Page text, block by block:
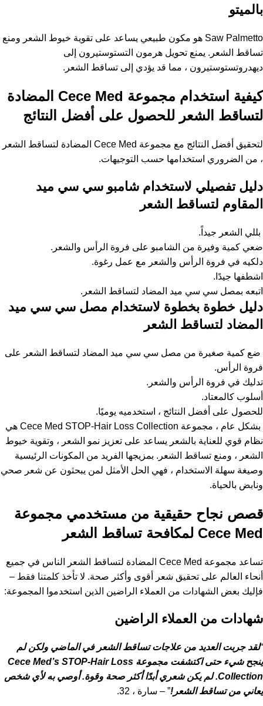
بالميتو
Saw Palmetto هو مكون طبيعي يساعد على تقوية خيوط الشعر ومنع
تساقط الشعر. يمنع تحويل هرمون التستوستيرون إلى
ديهدروتستوستيرون ، مما قد يؤدي إلى تساقط الشعر.
كيفية استخدام مجموعة Cece Med المضادة
لتساقط الشعر للحصول على أفضل النتائج
لتحقيق أفضل النتائج مع مجموعة Cece Med المضادة لتساقط الشعر
، من الضروري استخدامها حسب التوجيهات.
دليل تفصيلي لاستخدام شامبو سي سي ميد
المقاوم لتساقط الشعر
بللي الشعر جيداً.
ضعي كمية وفيرة من الشامبو على فروة الرأس والشعر.
دلكيه في فروة الرأس والشعر مع عمل رغوة.
اشطفها جيدًا.
اتبعه بمصل سي سي ميد المضاد لتساقط الشعر.
دليل خطوة بخطوة لاستخدام مصل سي سي ميد
المضاد لتساقط الشعر
ضع كمية صغيرة من مصل سي سي ميد المضاد لتساقط الشعر على
فروة الرأس.
تدليك في فروة الرأس والشعر.
أسلوب كالمعتاد.
للحصول على أفضل النتائج ، استخدميه يوميًا.
بشكل عام ، مجموعة Cece Med STOP-Hair Loss Collection هي
نظام قوي للعناية بالشعر يساعد على تعزيز نمو الشعر ، وتقوية خيوط
الشعر ، ومنع تساقط الشعر. بمزيجها الفريد من المكونات الرئيسية
وصيغة سهلة الاستخدام ، فهي الحل الأمثل لمن يبحثون عن شعر صحي
ونابض بالحياة.
قصص نجاح حقيقية من مستخدمي مجموعة
Cece Med لمكافحة تساقط الشعر
تساعد مجموعة Cece Med المضادة لتساقط الشعر الناس في جميع
أنحاء العالم على تحقيق شعر أقوى وأكثر صحة. لا تأخذ كلمتنا فقط –
فإليك بعض الشهادات من العملاء الراضين الذين استخدموا المجموعة:
شهادات من العملاء الراضين
“لقد جربت العديد من علاجات تساقط الشعر في الماضي ولكن لم
ينجح شيء حتى اكتشفت مجموعة Cece Med’s STOP-Hair Loss
Collection. لم يكن شعري أبدًا أكثر صحة وقوة. أوصي به لأي شخص
يعاني من تساقط الشعر!” – سارة ، 32.